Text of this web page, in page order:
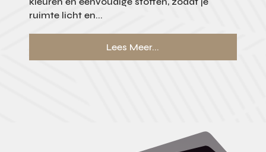
ruimte licht en...
Lees Meer...